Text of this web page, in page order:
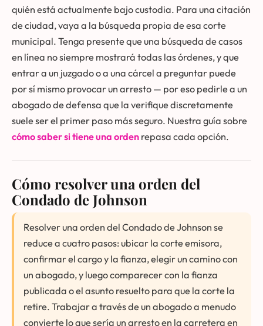
quién está actualmente bajo custodia. Para una citación
de ciudad, vaya a la búsqueda propia de esa corte
municipal. Tenga presente que una búsqueda de casos
en línea no siempre mostrará todas las órdenes, y que
entrar a un juzgado o a una cárcel a preguntar puede
por sí mismo provocar un arresto — por eso pedirle a un
abogado de defensa que la verifique discretamente
suele ser el primer paso más seguro. Nuestra guía sobre
cómo saber si tiene una orden repasa cada opción.
Cómo resolver una orden del
Condado de Johnson
Resolver una orden del Condado de Johnson se
reduce a cuatro pasos: ubicar la corte emisora,
confirmar el cargo y la fianza, elegir un camino con
un abogado, y luego comparecer con la fianza
publicada o el asunto resuelto para que la corte la
retire. Trabajar a través de un abogado a menudo
convierte lo que sería un arresto en la carretera en